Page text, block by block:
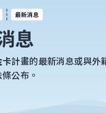
最新消息
息
卡計畫的最新消息或與外
公布。